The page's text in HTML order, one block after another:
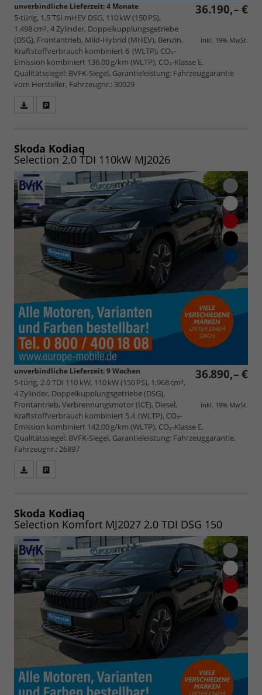
36.190,– €
inkl. 19% MwSt.
unverbindliche Lieferzeit:4 Monate
5-türig, 1,5 TSI mHEV DSG, 110 kW (150 PS),
1.498 cm³, 4 Zylinder, Doppelkupplungsgetriebe
(DSG), Frontantrieb, Mild-Hybrid (MHEV), Benzin,
Kraftstoffverbrauch kombiniert 6 (WLTP), CO₂-
Emission kombiniert 136.00 g/km (WLTP), CO₂-Klasse E,
Qualitätssiegel: BVFK-Siegel, Garantieleistung: Fahrzeuggarantie
vom Hersteller, Fahrzeugnr.: 30029
speichern/drucken
Skoda Kodiaq
Selection 2.0 TDI 110kW MJ2026
36.890,– €
inkl. 19% MwSt.
unverbindliche Lieferzeit:9 Wochen
5-türig, 2.0 TDI 110 kW, 110 kW (150 PS), 1.968 cm³,
4 Zylinder, Doppelkupplungsgetriebe (DSG),
Frontantrieb, Verbrennungsmotor (ICE), Diesel,
Kraftstoffverbrauch kombiniert 5,4 (WLTP), CO₂-
Emission kombiniert 142.00 g/km (WLTP), CO₂-Klasse E,
Qualitätssiegel: BVFK-Siegel, Garantieleistung: Fahrzeuggarantie,
Fahrzeugnr.: 26897
speichern/drucken
Skoda Kodiaq
Selection Komfort MJ2027 2.0 TDI DSG 150